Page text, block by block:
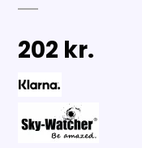
202 kr.